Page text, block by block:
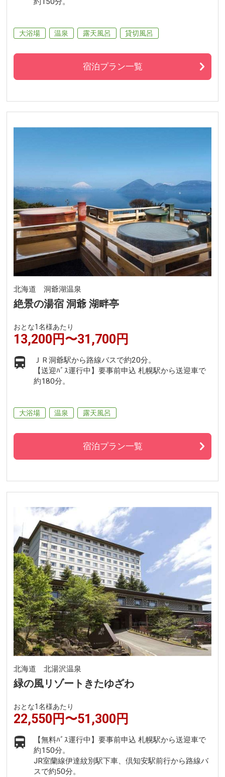
大浴場 温泉 露天風呂 貸切風呂
宿泊プラン一覧
北海道 洞爺湖温泉
絶景の湯宿 洞爺 湖畔亭
おとな1名様あたり
13,200円〜31,700円
ＪＲ洞爺駅から路線バスで約20分。
【送迎ﾊﾞｽ運行中】要事前申込 札幌駅から送迎車で
約180分。
大浴場 温泉 露天風呂
宿泊プラン一覧
北海道 北湯沢温泉
緑の風リゾートきたゆざわ
おとな1名様あたり
22,550円〜51,300円
【無料ﾊﾞｽ運行中】要事前申込 札幌駅から送迎車で
約150分。
JR室蘭線伊達紋別駅下車、倶知安駅前行から路線バ
スで約50分。